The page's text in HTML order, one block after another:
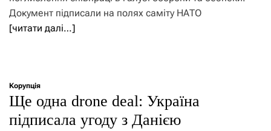
Документ підписали на полях саміту НАТО
[читати далі…]
Корупція
Ще одна drone deal: Україна
підписала угоду з Данією